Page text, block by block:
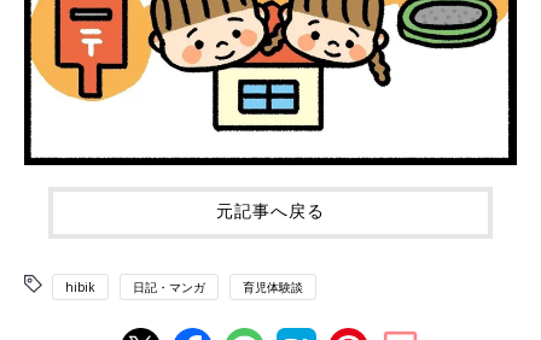
元記事へ戻る
hibik 日記・マンガ 育児体験談